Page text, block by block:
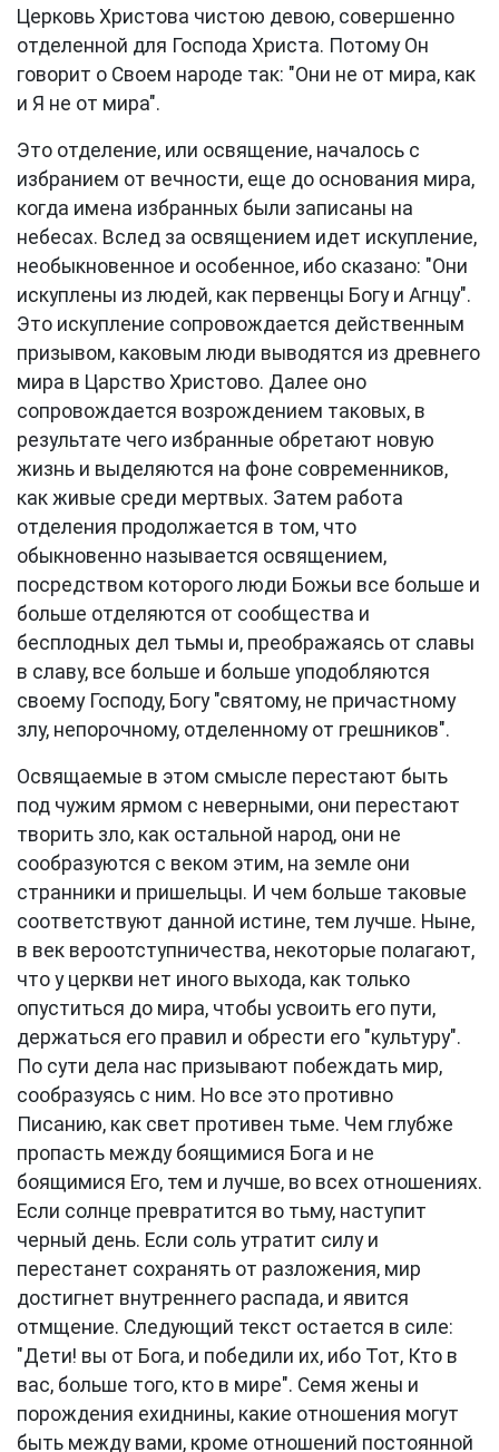
Церковь Христова чистою девою, совершенно
отделенной для Господа Христа. Потому Он
говорит о Своем народе так: "Они не от мира, как
и Я не от мира".
Это отделение, или освящение, началось с
избранием от вечности, еще до основания мира,
когда имена избранных были записаны на
небесах. Вслед за освящением идет искупление,
необыкновенное и особенное, ибо сказано: "Они
искуплены из людей, как первенцы Богу и Агнцу".
Это искупление сопровождается действенным
призывом, каковым люди выводятся из древнего
мира в Царство Христово. Далее оно
сопровождается возрождением таковых, в
результате чего избранные обретают новую
жизнь и выделяются на фоне современников,
как живые среди мертвых. Затем работа
отделения продолжается в том, что
обыкновенно называется освящением,
посредством которого люди Божьи все больше и
больше отделяются от сообщества и
бесплодных дел тьмы и, преображаясь от славы
в славу, все больше и больше уподобляются
своему Господу, Богу "святому, не причастному
злу, непорочному, отделенному от грешников".
Освящаемые в этом смысле перестают быть
под чужим ярмом с неверными, они перестают
творить зло, как остальной народ, они не
сообразуются с веком этим, на земле они
странники и пришельцы. И чем больше таковые
соответствуют данной истине, тем лучше. Ныне,
в век вероотступничества, некоторые полагают,
что у церкви нет иного выхода, как только
опуститься до мира, чтобы усвоить его пути,
держаться его правил и обрести его "культуру".
По сути дела нас призывают побеждать мир,
сообразуясь с ним. Но все это противно
Писанию, как свет противен тьме. Чем глубже
пропасть между боящимися Бога и не
боящимися Его, тем и лучше, во всех отношениях.
Если солнце превратится во тьму, наступит
черный день. Если соль утратит силу и
перестанет сохранять от разложения, мир
достигнет внутреннего распада, и явится
отмщение. Следующий текст остается в силе:
"Дети! вы от Бога, и победили их, ибо Тот, Кто в
вас, больше того, кто в мире". Семя жены и
порождения ехиднины, какие отношения могут
быть между вами, кроме отношений постоянной